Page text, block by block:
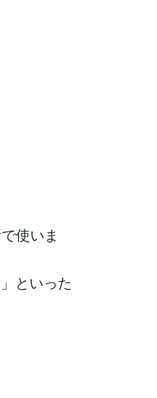
使いま
といった